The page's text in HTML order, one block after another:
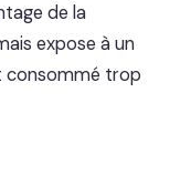
de la
expose à un
consommé trop